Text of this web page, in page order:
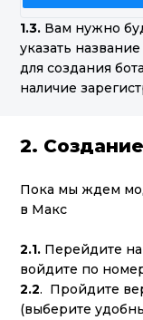
1.3. Вам нужно
указать
для создания
наличие
2.
Пока мы ждем
в Макс
2.1. Перейдите на
войдите по
2.2. Пройдите
(выберите